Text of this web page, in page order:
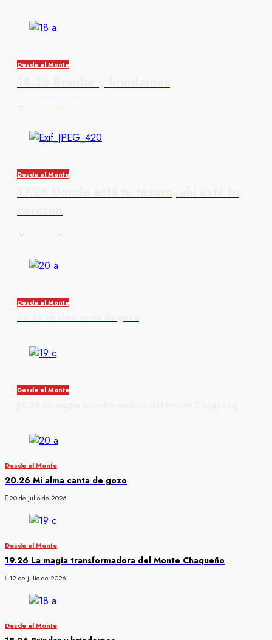
Desde el Monte
18.26 Brindar y brindarnos
Desde el Monte
17.26 Donde está tu tesoro, ahí está tu
corazón
Desde el Monte
Desde el Monte
Desde el Monte
20.26 Mi alma canta de gozo
20 de julio de 2026
Desde el Monte
19.26 La magia transformadora del Monte Chaqueño
12 de julio de 2026
Desde el Monte